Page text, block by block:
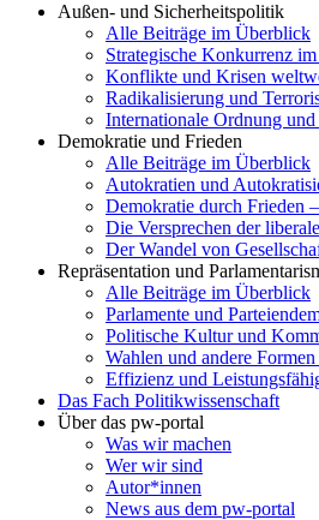
Außen- und Sicherheitspolitik
Alle Beiträge im Überblick
Strategische Konkurrenz
Konflikte und Krisen
Radikalisierung und
Internationale Ordnung
Demokratie und Frieden
Alle Beiträge im Überblick
Autokratien und
Demokratie durch Frieden
Die Versprechen der
Der Wandel von
Repräsentation und
Alle Beiträge im Überblick
Parlamente und
Politische Kultur und
Wahlen und andere
Effizienz und
Das Fach Politikwissenschaft
Über das pw-portal
Was wir machen
Wer wir sind
Autor*innen
News aus dem pw-portal